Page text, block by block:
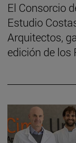
El Consorcio
Estudio
Arquitectos,
edición de los